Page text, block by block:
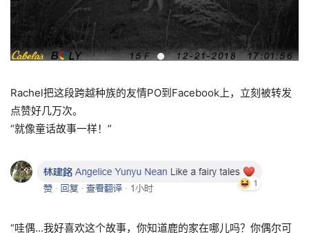
Rachel把这段跨越种族的友情PO到Facebook上，立刻被转发
点赞好几万次。
“就像童话故事一样！”
“哇偶…我好喜欢这个故事，你知道鹿的家在哪儿吗？你偶尔可